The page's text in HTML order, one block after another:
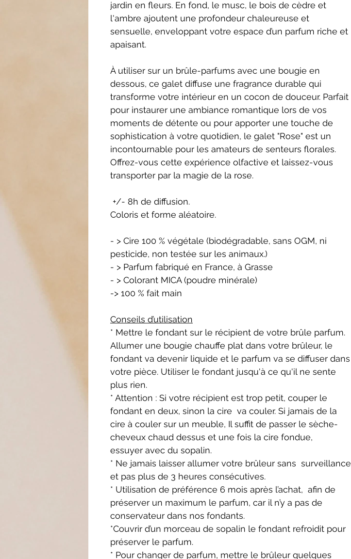
jardin en fleurs. En fond, le musc, le bois de cèdre et
l'ambre ajoutent une profondeur chaleureuse et
sensuelle, enveloppant votre espace d’un parfum riche et
apaisant.
À utiliser sur un brûle-parfums avec une bougie en
dessous, ce galet diffuse une fragrance durable qui
transforme votre intérieur en un cocon de douceur. Parfait
pour instaurer une ambiance romantique lors de vos
moments de détente ou pour apporter une touche de
sophistication à votre quotidien, le galet "Rose" est un
incontournable pour les amateurs de senteurs florales.
Offrez-vous cette expérience olfactive et laissez-vous
transporter par la magie de la rose.
+/- 8h de diffusion.
Coloris et forme aléatoire.
- > Cire 100 % végétale (biodégradable, sans OGM, ni
pesticide, non testée sur les animaux.)
- > Parfum fabriqué en France, à Grasse
- > Colorant MICA (poudre minérale)
-> 100 % fait main
Conseils d’utilisation
* Mettre le fondant sur le récipient de votre brûle parfum.
Allumer une bougie chauffe plat dans votre brûleur, le
fondant va devenir liquide et le parfum va se diffuser dans
votre pièce. Utiliser le fondant jusqu'à ce qu'il ne sente
plus rien.
* Attention : Si votre récipient est trop petit, couper le
fondant en deux, sinon la cire va couler. Si jamais de la
cire à couler sur un meuble, Il suffit de passer le sèche-
cheveux chaud dessus et une fois la cire fondue,
essuyer avec du sopalin.
* Ne jamais laisser allumer votre brûleur sans surveillance
et pas plus de 3 heures consécutives.
* Utilisation de préférence 6 mois après l’achat, afin de
préserver un maximum le parfum, car il n’y a pas de
conservateur dans nos fondants.
*Couvrir d’un morceau de sopalin le fondant refroidit pour
préserver le parfum.
* Pour changer de parfum, mettre le brûleur quelques